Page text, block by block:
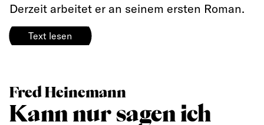
Derzeit arbeitet er an seinem ersten Roman.
Text lesen
Fred Heinemann
Kann nur sagen ich